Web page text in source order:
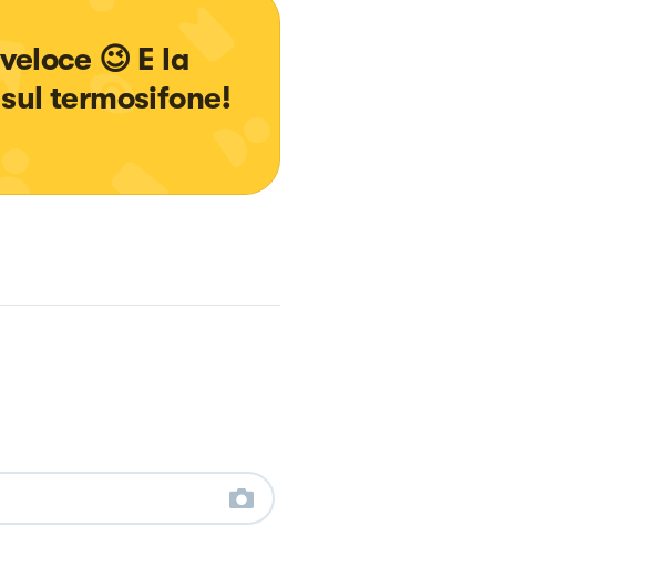
😉 E la
termosifone!